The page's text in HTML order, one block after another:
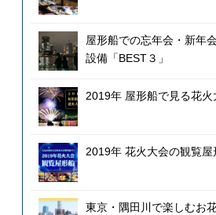
屋形船での忘年会・新年
設備「BEST３」
2019年 屋形船で見る花火
2019年 花火大会の観覧屋
東京・隅田川で楽しむお